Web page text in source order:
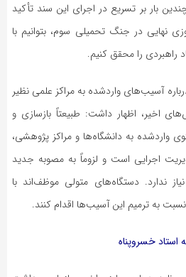
بار بر تسریع در اجرای این سند تأکید
نهایی در جنگ تحمیلی سوم، بتوانیم با
راهبردی را محقق کنیم.
آسیب‌های واردشده به مراکز علمی نظیر
اخیر، اظهار داشت: طبیعتاً بازسازی و
واردشده به دانشگاه‌ها و مراکز پژوهشی،
اجرایی است و لزوماً به مصوبه جدید
ندارد. دستگاه‌های متولی موظف‌اند با
به ترمیم این آسیب‌ها اقدام کنند.
استاد خسروپناه